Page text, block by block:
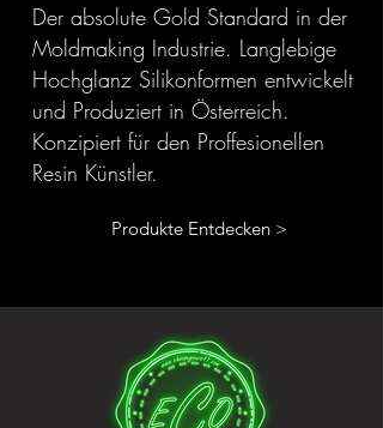
Der absolute Gold Standard in der
Moldmaking Industrie. Langlebige
Hochglanz Silikonformen entwickelt
und Produziert in Österreich.
Konzipiert für den Proffesionellen
Resin Künstler.
Produkte Entdecken >